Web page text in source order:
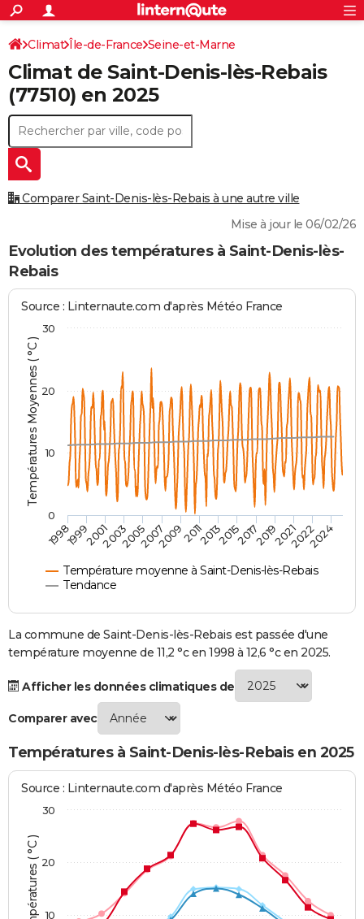
ACTUALITÉS
Politique
Société
Faits Divers
Education
Monde
Villes
+
SPORT
Coupe du monde 2026
Football
Tennis
Cyclisme
Rugby
Forum
Programme TV
TNT
Streaming
Cinéma
Sorties cinéma
Musique
+
FINANCE
Retraite
Impôts
Epargne
Immobilier
Risques naturels par ville
Banque
Assurance
Crédit
AUTO
Essais
Réserver un essai
Citadines
Berlines
SUV
Forum auto
+
HIGH-TECH
Forum
Aménagement intérieur
Extérieur
Cuisine
Salle de bains
Jardinage
Rangement
+WEEK-END
Guides de France
Escapades
Patrimoine
Expositions
Musées
Week-end nature
+
Art de vivre
Bien-être
Loisirs
Mode
Modes de vie
Alimentation
Guide de la santé
Maladies
Médicaments
Sommeil
VOYAGE
Destinations
City break
Voyage nature
Voyage de noces
Forum
Climat
PHOTO
GUIDES D'ACHAT
BONS PLANS
CARTE DE VOEUX
Carte de Noël
Carte Bonne année
Carte Saint-Valentin
Carte Pâques
Carte d'anniversaire
DICTIONNAIRE
Dictionnaire
Biographies
Citations
Expressions
Proverbes
PROGRAMME TV
COPAINS D'AVANT
S'inscrire
Se connecter
Lycées
Collèges
Primaires
Universités
Entreprises
Service militaire
Avis de recherche
AVIS DE DÉCÈS
FORUM
S'inscrire
Connexion
Climat Île-de-France Seine-et-Marne
Saint-Denis-lès-Rebais
Climat de Saint-Denis-lès-Rebais
(77510) en 2025
Comparer Saint-Denis-lès-Rebais à une autre ville
Mise à jour le 06/02/26
Evolution des températures à Saint-Denis-lès-
Rebais
Températures Moyennes ( °C )
Source : Linternaute.com d'après Météo France
Température moyenne à Saint-Denis-lès-Rebais
Tendance
199819992001200320052007200920112013201520172019202120222024
0
10
20
30
La commune de Saint-Denis-lès-Rebais est passée d'une
température moyenne de 11,2 °c en 1998 à 12,6 °c en 2025.
Afficher les données climatiques de
Comparer avec
Températures à Saint-Denis-lès-Rebais en 2025
Températures ( °C )
Source : Linternaute.com d'après Météo France
10
20
30